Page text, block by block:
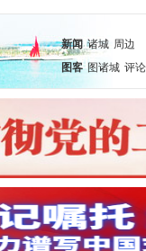
新闻 诸城 周边
图客 图诸城 评论